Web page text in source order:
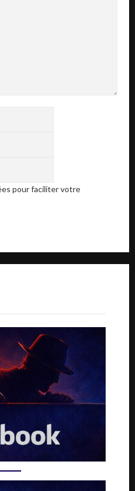
pour faciliter votre